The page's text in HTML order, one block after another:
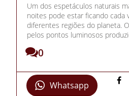
Um dos espetáculos naturais
noites pode estar ficando cada
diferentes regiões do planeta.
pelos pontos luminosos
0
Whatsapp